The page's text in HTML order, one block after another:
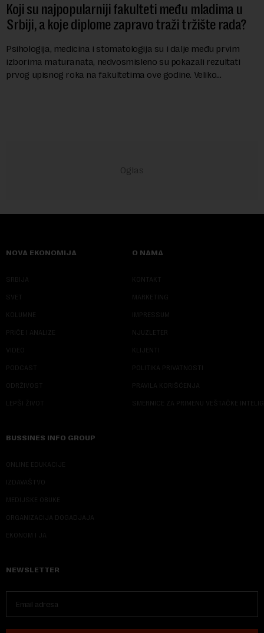
Koji su najpopularniji fakulteti među mladima u
Srbiji, a koje diplome zapravo traži tržište rada?
Psihologija, medicina i stomatologija su i dalje među prvim
izborima maturanata, nedvosmisleno su pokazali rezultati
prvog upisnog roka na fakultetima ove godine. Veliko
NOVA EKONOMIJA
SRBIJA
SVET
KOLUMNE
PRIČE I ANALIZE
VIDEO
PODCAST
ODRŽIVOST
LEPŠI ŽIVOT
O NAMA
KONTAKT
MARKETING
IMPRESSUM
NJUZLETER
KLIJENTI
POLITIKA PRIVATNOSTI
PRAVILA KORIŠĆENJA
SMERNICE ZA PRIMENU VEŠTAČKE
BUSSINES INFO GROUP
ONLINE EDUKACIJE
IZDAVAŠTVO
MEDIJSKE OBUKE
ORGANIZACIJA DOGADJAJA
EKONOM I JA
NEWSLETTER